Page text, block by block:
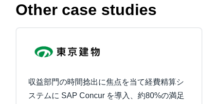
Other case studies
収益部門の時間捻出に焦点を当て経費精算シ
ステムに SAP Concur を導入、約80%の満足